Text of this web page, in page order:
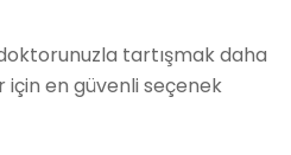
tartışmak daha
en güvenli seçenek